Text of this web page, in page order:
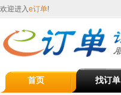
欢迎进入e订单!
首页 找订单